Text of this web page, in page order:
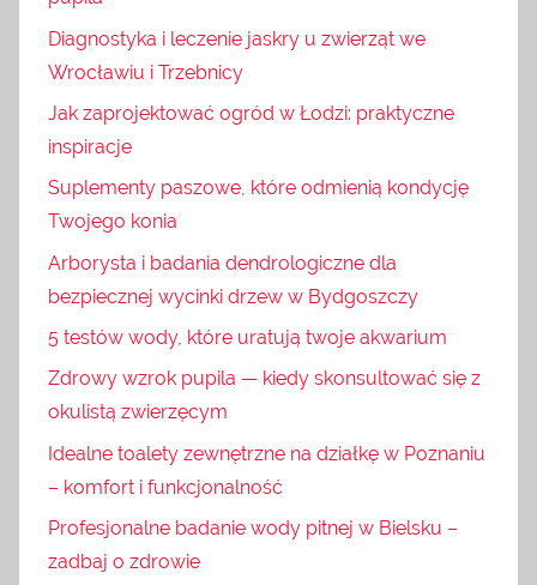
Diagnostyka i leczenie jaskry u zwierząt we
Wrocławiu i Trzebnicy
Jak zaprojektować ogród w Łodzi: praktyczne
inspiracje
Suplementy paszowe, które odmienią kondycję
Twojego konia
Arborysta i badania dendrologiczne dla
bezpiecznej wycinki drzew w Bydgoszczy
5 testów wody, które uratują twoje akwarium
Zdrowy wzrok pupila — kiedy skonsultować się z
okulistą zwierzęcym
Idealne toalety zewnętrzne na działkę w Poznaniu
– komfort i funkcjonalność
Profesjonalne badanie wody pitnej w Bielsku –
zadbaj o zdrowie